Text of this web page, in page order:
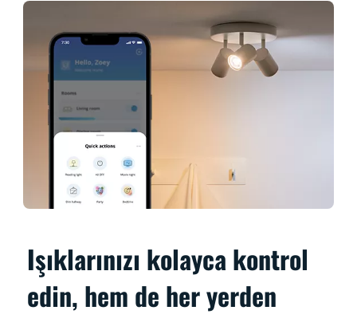
Işıklarınızı kolayca kontrol
edin, hem de her yerden